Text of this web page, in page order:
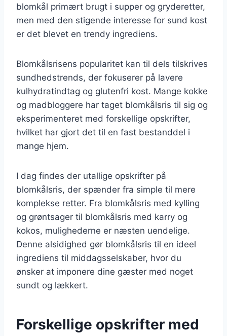
blomkål primært brugt i supper og gryderetter,
men med den stigende interesse for sund kost
er det blevet en trendy ingrediens.
Blomkålsrisens popularitet kan til dels tilskrives
sundhedstrends, der fokuserer på lavere
kulhydratindtag og glutenfri kost. Mange kokke
og madbloggere har taget blomkålsris til sig og
eksperimenteret med forskellige opskrifter,
hvilket har gjort det til en fast bestanddel i
mange hjem.
I dag findes der utallige opskrifter på
blomkålsris, der spænder fra simple til mere
komplekse retter. Fra blomkålsris med kylling
og grøntsager til blomkålsris med karry og
kokos, mulighederne er næsten uendelige.
Denne alsidighed gør blomkålsris til en ideel
ingrediens til middagsselskaber, hvor du
ønsker at imponere dine gæster med noget
sundt og lækkert.
Forskellige opskrifter med